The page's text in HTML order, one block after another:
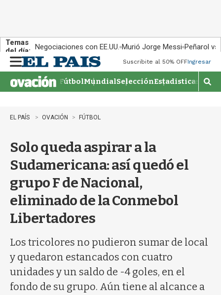
Temas
del día: Negociaciones con EE.UU. Murió Jorge Messi Peñarol
n
u
Suscribite al 50% OFFIngresar
FútbolMundialSelecciónEstadisticas
M
o
EL PAÍS OVACIÓN FÚTBOL
Solo queda aspirar a la
Sudamericana: así quedó el
grupo F de Nacional,
eliminado de la Conmebol
Libertadores
Los tricolores no pudieron sumar de local
y quedaron estancados con cuatro
unidades y un saldo de -4 goles, en el
fondo de su grupo. Aún tiene al alcance a